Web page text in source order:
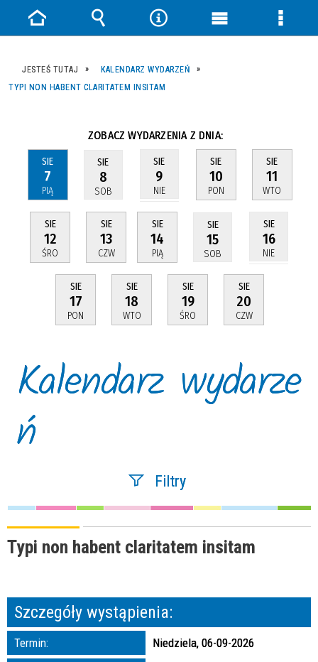
JESTEŚ TUTAJ
KALENDARZ WYDARZEŃ
TYPI NON HABENT CLARITATEM INSITAM
ZOBACZ WYDARZENIA Z DNIA:
SIE
7
PIĄ
SIE
8
SOB
SIE
9
NIE
SIE
10
PON
SIE
11
WTO
SIE
12
ŚRO
SIE
13
CZW
SIE
14
PIĄ
SIE
15
SOB
SIE
16
NIE
SIE
17
PON
SIE
18
WTO
SIE
19
ŚRO
SIE
20
CZW
Kalendarz wydarze
ń
Filtry
Trwające w
zakresie
Typi non habent claritatem insitam
Szczegóły wystąpienia:
Termin:
Niedziela, 06-09-2026
Strona
główna
Wyszukiwarka
NarzędziaMenu
Menu